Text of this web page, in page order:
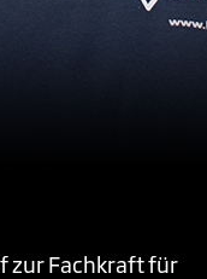
zur Fachkraft für